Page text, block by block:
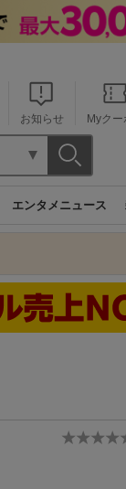
お知らせ Myクー
エンタメニュース